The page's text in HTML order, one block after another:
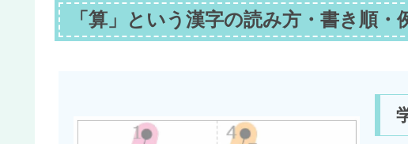
「算」という漢字の読み方・書き順・